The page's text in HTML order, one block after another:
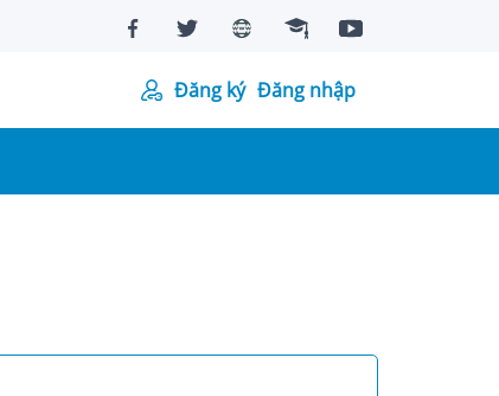
Đăng ký Đăng nhập